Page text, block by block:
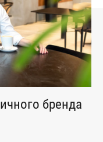
бренда